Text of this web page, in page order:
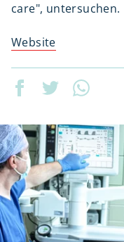
care", untersuchen.
Website